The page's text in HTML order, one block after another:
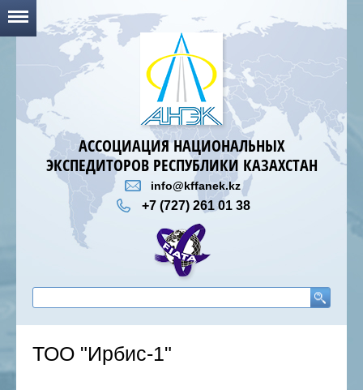
АССОЦИАЦИЯ НАЦИОНАЛЬНЫХ
ЭКСПЕДИТОРОВ РЕСПУБЛИКИ КАЗАХСТАН
info@kffanek.kz
+7 (727) 261 01 38
ТОО "Ирбис-1"